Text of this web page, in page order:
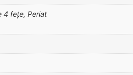
4 fețe, Periat